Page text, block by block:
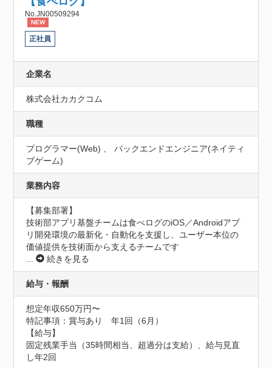
No.JN00509294
NEW
正社員
企業名
株式会社カカクコム
職種
プログラマー(Web) 、 バックエンドエンジニア(ネイティ
ブゲーム)
業務内容
【募集部署】
技術部アプリ基盤チームは食べログのiOS／Androidアプ
リ開発環境の最新化・自動化を支援し、ユーザー本位の
価値提供を技術面から支えるチームです
...
続きを見る
給与・報酬
想定年収650万円〜
特記事項：賞与あり　年1回（6月）
【給与】
固定残業手当（35時間相当、超過分は支給）、給与見直
し年2回